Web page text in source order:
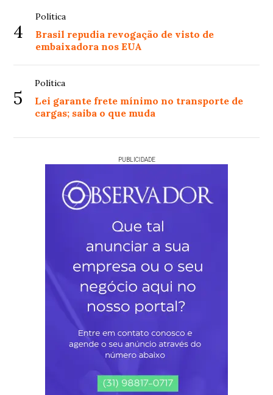
4
Política
Brasil repudia revogação de visto de
embaixadora nos EUA
5
Política
Lei garante frete mínimo no transporte de
cargas; saiba o que muda
PUBLICIDADE